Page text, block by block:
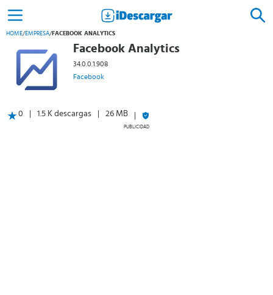
HOME/EMPRESA/ FACEBOOK ANALYTICS
Facebook Analytics
34.0.0.1.908
Facebook
0 1.5 K descargas 26 MB
PUBLICIDAD